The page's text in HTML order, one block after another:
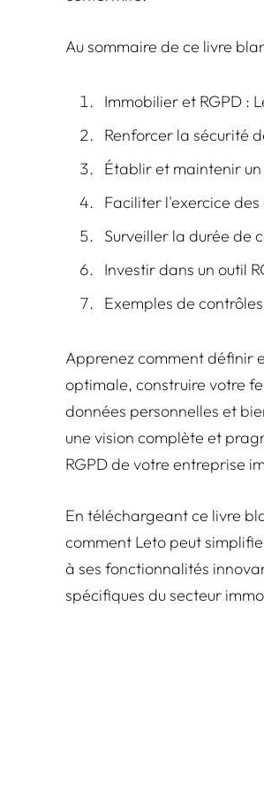
Au sommaire de ce livre
Immobilier et RGPD :
Renforcer la sécurité
Établir et maintenir
Faciliter l'exercice
Surveiller la durée de
Investir dans un outil
Exemples de
Apprenez comment définir
optimale, construire votre
données personnelles et
une vision complète et
RGPD de votre entreprise
En téléchargeant ce livre
comment Leto peut
à ses fonctionnalités
spécifiques du secteur